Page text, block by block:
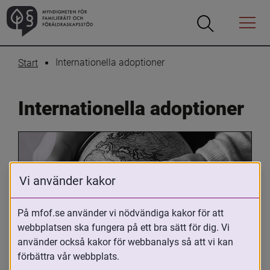
Öppna
Öppna
Menyn
Start Internationella adoptioner
Internationella adoptioner
Oavsett om du är adopterad,
adoptivförälder eller arbetar med
Vi använder kakor
På mfof.se använder vi nödvändiga kakor för att
webbplatsen ska fungera på ett bra sätt för dig. Vi
använder också kakor för webbanalys så att vi kan
förbättra vår webbplats.